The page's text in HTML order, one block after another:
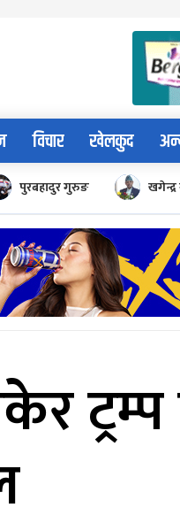
विचार खेलकुद
पुरबहादुर गुरुङ